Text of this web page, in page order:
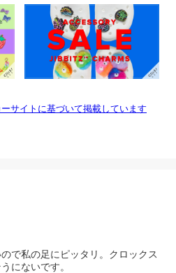
サイトに基づいて掲載しています
で私の足にピッタリ。クロックス
にないです。